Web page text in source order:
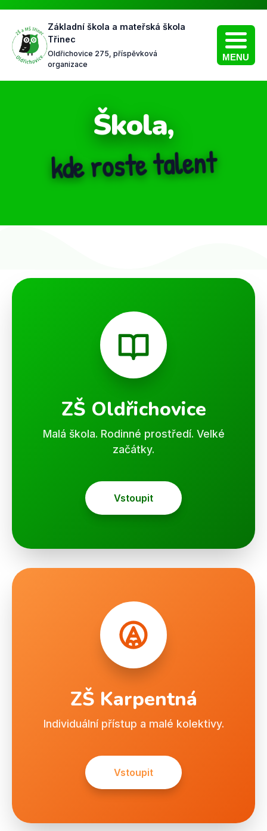
Základní škola a mateřská škola
Třinec
Oldřichovice 275, příspěvková
organizace
MENU
Škola,
roste talent kde
ZŠ Oldřichovice
Malá škola. Rodinné prostředí. Velké
začátky.
Vstoupit
ZŠ Karpentná
Individuální přístup a malé kolektivy.
Vstoupit